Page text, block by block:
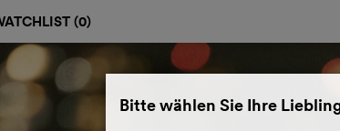
(0)
Bitte wählen Sie Ihre